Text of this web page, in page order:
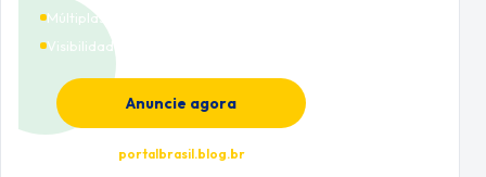
Múltiplas categorias
Visibilidade premium
Anuncie agora
portalbrasil.blog.br